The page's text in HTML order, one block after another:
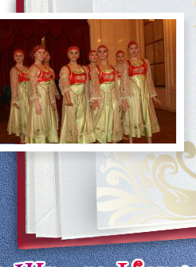
слабовидящих A A A